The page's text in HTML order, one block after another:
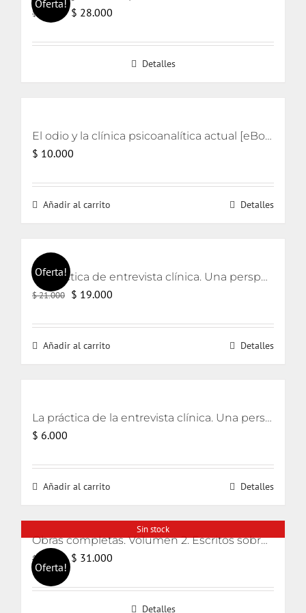
Oferta!
$
El
original
$ 28.000
actual
Detalles
El odio y la clínica psicoanalítica actual [eBook]
$ 10.000
Añadir al carrito Detalles
Oferta! La práctica de entrevista clínica. Una perspectiva lacaniana
$21.000 El
original
era:
$ 19.000
actual
Añadir al carrito Detalles
La práctica de la entrevista clínica. Una perspectiva lacaniana [eBook]
$ 6.000
Añadir al carrito Detalles
Sin stock
Oferta!
Obras completas. Volumen 2. Escritos sobre guerra, niños evacuados y desarrollo emocional primitivo
$
El
original
$ 31.000
actual
Detalles